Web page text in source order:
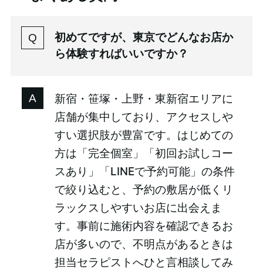
初めてですが、東京でどんなお店か
ら体験すればいいですか？
新宿・笹塚・上野・東新宿エリアに
店舗が集中しており、アクセスしや
すい選択肢が豊富です。はじめての
方は「完全個室」「初回お試しコー
スあり」「LINEで予約可能」の条件
で絞り込むと、予約の敷居が低くリ
ラックスしやすいお店に出会えま
す。事前に施術内容を確認できるお
店が多いので、不明点があるときは
担当セラピストへひと言相談してみ